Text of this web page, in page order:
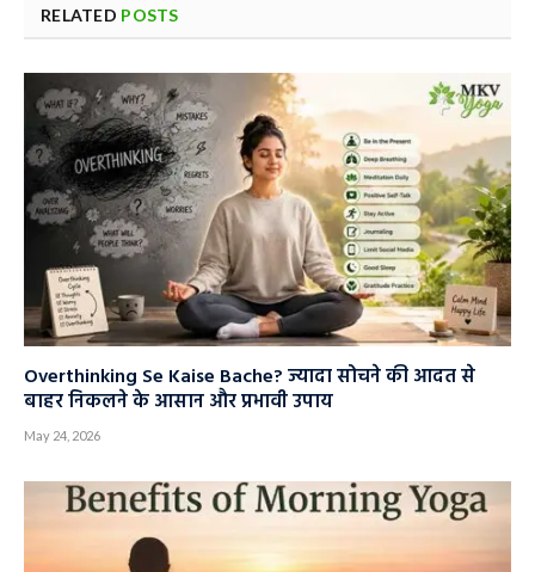
RELATED POSTS
Overthinking Se Kaise Bache? ज्यादा सोचने की आदत से
बाहर निकलने के आसान और प्रभावी उपाय
May 24, 2026